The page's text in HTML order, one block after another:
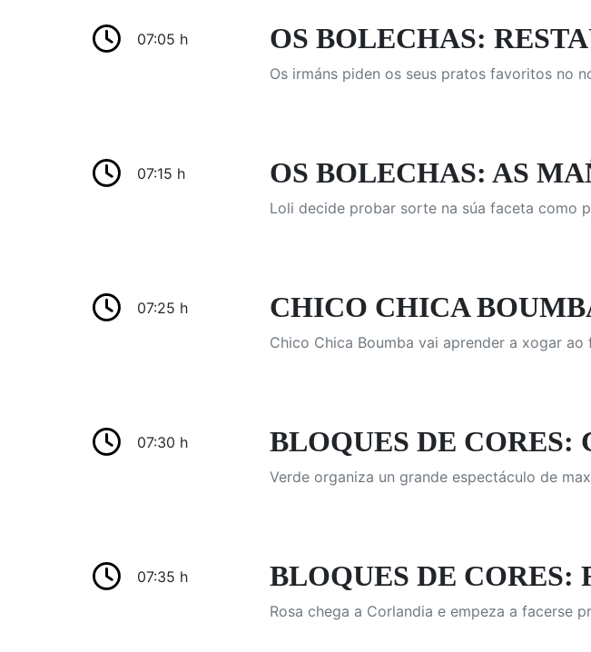
07:05 h OS BOLECHAS:
Os irmáns piden os seus pratos favoritos no
07:15 h OS BOLECHAS: AS
Loli decide probar sorte na súa faceta como
07:25 h CHICO CHICA
Chico Chica Boumba vai aprender a xogar ao
07:30 h BLOQUES DE CORES:
Verde organiza un grande espectáculo de
07:35 h BLOQUES DE CORES:
Rosa chega a Corlandia e empeza a facerse